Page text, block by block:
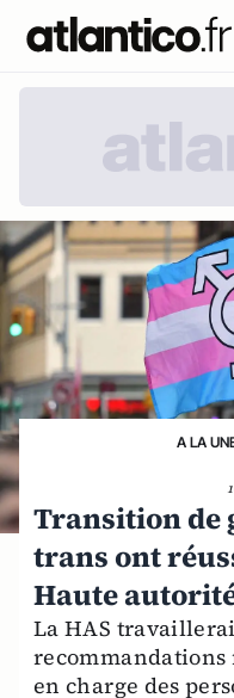
A LA
Transition de
trans ont
Haute
La HAS
recommandations
en charge des